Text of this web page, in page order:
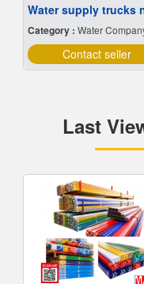
Category : Water Company-
Contact seller
Last